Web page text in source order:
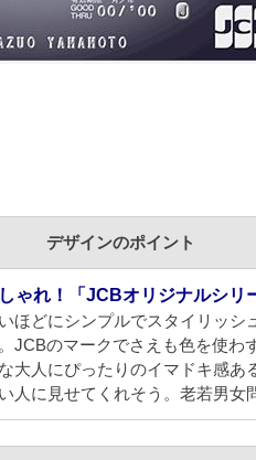
デザインのポイント
ゃれ！「JCBオリジナルシリ
ほどにシンプルでスタイリッシ
JCBのマークでさえも色を使わ
大人にぴったりのイマドキ感あ
人に見せてくれそう。老若男女